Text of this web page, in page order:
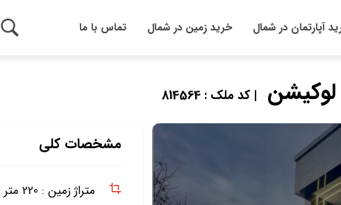
آپارتمان در شمال خرید زمین در شمال تماس با ما
| کد ملک : 814564
مشخصات کلی
متراژ زمین : 220 متر